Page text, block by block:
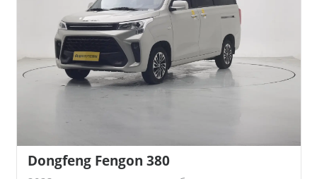
Dongfeng Fengon 380